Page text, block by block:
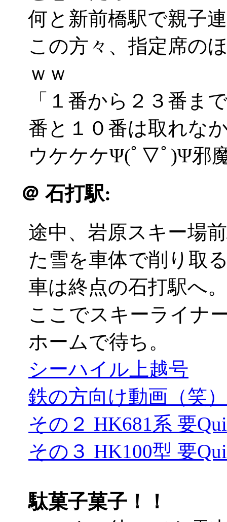
何と新前橋駅で親子
この方々、指定席の
ｗｗ
「１番から２３番ま
番と１０番は取れな
ウケケケΨ(ﾟ▽ﾟ)Ψ邪
＠ 石打駅:
途中、岩原スキー場
た雪を車体で削り取
車は終点の石打駅へ。
ここでスキーライナ
ホームで待ち。
シーハイル上越号
鉄の方向け動画（笑
その２ HK681系 要
その３ HK100型 要
駄菓子菓子！！